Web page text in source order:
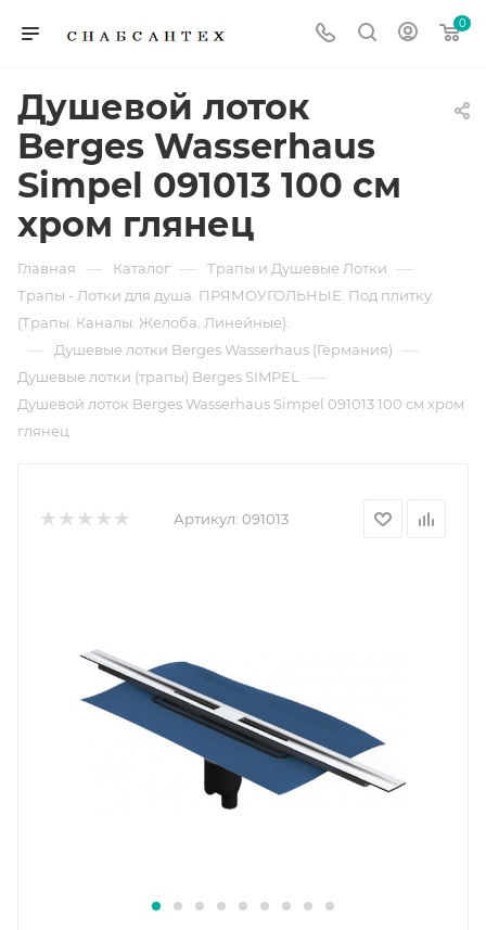
0
Душевой лоток
Berges Wasserhaus
Simpel 091013 100 см
хром глянец
Главная — Каталог — Трапы и Душевые Лотки —
Трапы - Лотки для душа. ПРЯМОУГОЛЬНЫЕ. Под плитку
(Трапы. Каналы. Желоба. Линейные).
— Душевые лотки Berges Wasserhaus (Германия) —
Душевые лотки (трапы) Berges SIMPEL —
Душевой лоток Berges Wasserhaus Simpel 091013 100 см хром
глянец
Артикул: 091013